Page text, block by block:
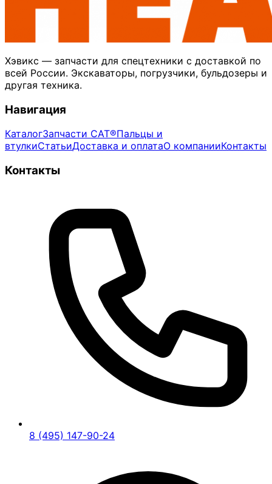
Хэвикс — запчасти для спецтехники с доставкой по
всей России. Экскаваторы, погрузчики, бульдозеры и
другая техника.
Навигация
КаталогЗапчасти CAT®Пальцы и
втулкиСтатьиДоставка и оплатаО компанииКонтакты
Контакты
8 (495) 147-90-24